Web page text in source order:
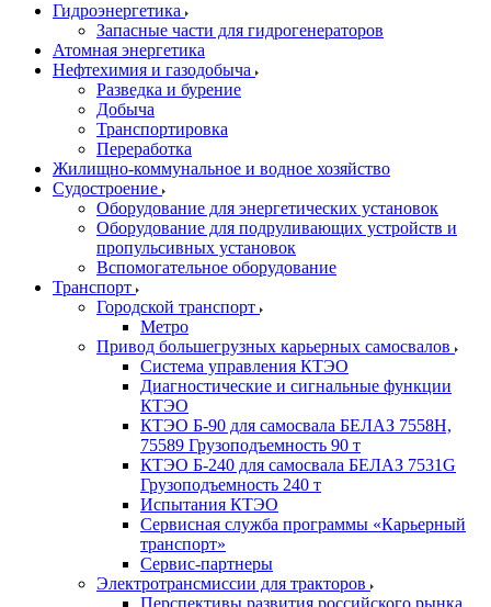
Гидроэнергетика
Запасные части для гидрогенераторов
Атомная энергетика
Нефтехимия и газодобыча
Разведка и бурение
Добыча
Транспортировка
Переработка
Жилищно-коммунальное и водное хозяйство
Судостроение
Оборудование для энергетических установок
Оборудование для подруливающих устройств и
пропульсивных установок
Вспомогательное оборудование
Транспорт
Городской транспорт
Метро
Привод большегрузных карьерных самосвалов
Система управления КТЭО
Диагностические и сигнальные функции
КТЭО
КТЭО Б-90 для самосвала БЕЛАЗ 7558H,
75589 Грузоподъемность 90 т
КТЭО Б-240 для самосвала БЕЛАЗ 7531G
Грузоподъемность 240 т
Испытания КТЭО
Сервисная служба программы «Карьерный
транспорт»
Сервис-партнеры
Электротрансмиссии для тракторов
Перспективы развития российского рынка